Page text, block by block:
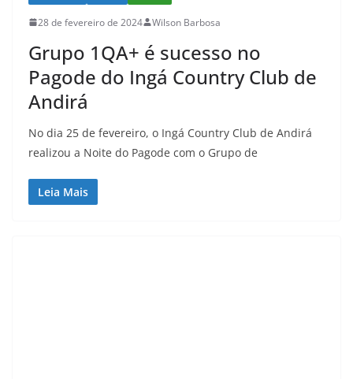
28 de fevereiro de 2024 Wilson Barbosa
Grupo 1QA+ é sucesso no
Pagode do Ingá Country Club de
Andirá
No dia 25 de fevereiro, o Ingá Country Club de Andirá
realizou a Noite do Pagode com o Grupo de
Leia Mais